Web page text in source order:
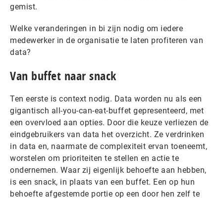
gemist.
Welke veranderingen in bi zijn nodig om iedere
medewerker in de organisatie te laten profiteren van
data?
Van buffet naar snack
Ten eerste is context nodig. Data worden nu als een
gigantisch all-you-can-eat-buffet gepresenteerd, met
een overvloed aan opties. Door die keuze verliezen de
eindgebruikers van data het overzicht. Ze verdrinken
in data en, naarmate de complexiteit ervan toeneemt,
worstelen om prioriteiten te stellen en actie te
ondernemen. Waar zij eigenlijk behoefte aan hebben,
is een snack, in plaats van een buffet. Een op hun
behoefte afgestemde portie op een door hen zelf te